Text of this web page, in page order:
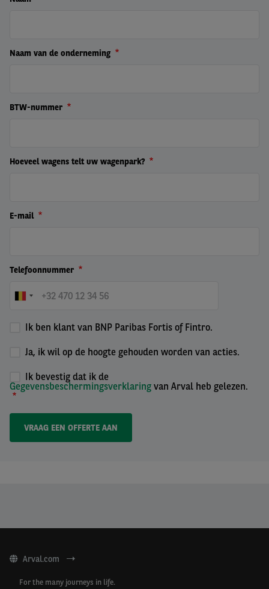
Naam van de onderneming
BTW-nummer
Hoeveel wagens telt uw wagenpark?
E-mail
Telefoonnummer
Ik ben klant van BNP Paribas Fortis of Fintro.
Ja, ik wil op de hoogte gehouden worden van acties.
Ik bevestig dat ik de
Gegevensbeschermingsverklaring van Arval heb gelezen.
Arval.com
For the many journeys in life.